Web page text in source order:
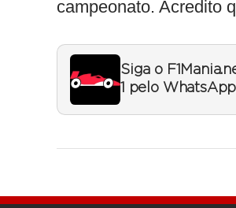
campeonato. Acredito
Siga o
1 pelo